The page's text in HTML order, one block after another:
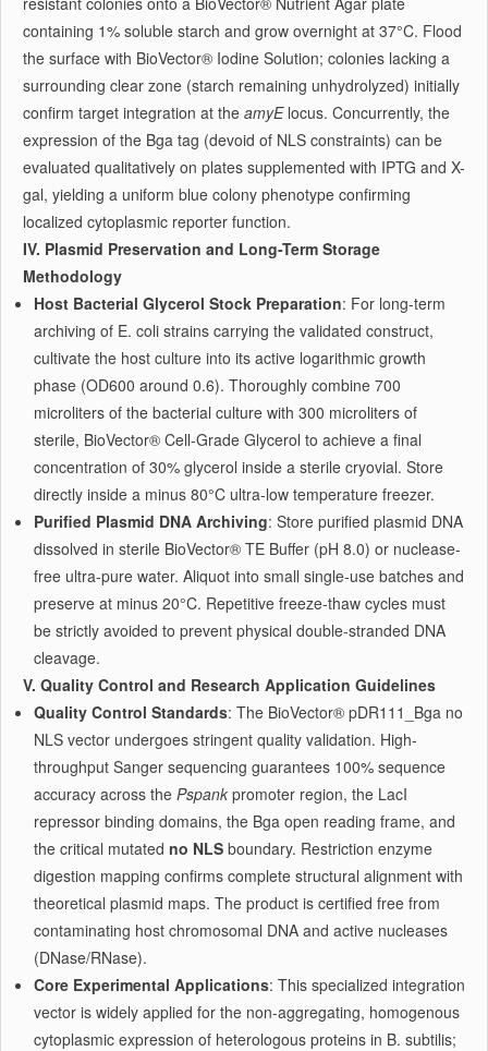
containing 1% soluble starch and grow overnight at 37°C. Flood
the surface with BioVector® Iodine Solution; colonies lacking a
surrounding clear zone (starch remaining unhydrolyzed) initially
confirm target integration at the amyElocus. Concurrently, the
expression of the Bga tag (devoid of NLS constraints) can be
evaluated qualitatively on plates supplemented with IPTG and X-
gal, yielding a uniform blue colony phenotype confirming
localized cytoplasmic reporter function.
IV. Plasmid Preservation and Long-Term Storage
Methodology
Host Bacterial Glycerol Stock Preparation: For long-term
archiving of E. coli strains carrying the validated construct,
cultivate the host culture into its active logarithmic growth
phase (OD600 around 0.6). Thoroughly combine 700
microliters of the bacterial culture with 300 microliters of
sterile, BioVector® Cell-Grade Glycerol to achieve a final
concentration of 30% glycerol inside a sterile cryovial. Store
directly inside a minus 80°C ultra-low temperature freezer.
Purified Plasmid DNA Archiving: Store purified plasmid DNA
dissolved in sterile BioVector® TE Buffer (pH 8.0) or nuclease-
free ultra-pure water. Aliquot into small single-use batches and
preserve at minus 20°C. Repetitive freeze-thaw cycles must
be strictly avoided to prevent physical double-stranded DNA
cleavage.
V. Quality Control and Research Application Guidelines
Quality Control Standards: The BioVector® pDR111_Bga no
NLS vector undergoes stringent quality validation. High-
throughput Sanger sequencing guarantees 100% sequence
accuracy across the Pspank promoter region, the LacI
repressor binding domains, the Bga open reading frame, and
the critical mutated no NLS boundary. Restriction enzyme
digestion mapping confirms complete structural alignment with
theoretical plasmid maps. The product is certified free from
contaminating host chromosomal DNA and active nucleases
(DNase/RNase).
Core Experimental Applications: This specialized integration
vector is widely applied for the non-aggregating, homogenous
cytoplasmic expression of heterologous proteins in B. subtilis;